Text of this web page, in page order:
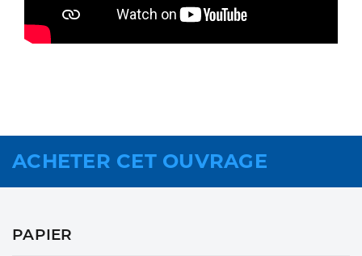
ACHETER CET OUVRAGE
PAPIER